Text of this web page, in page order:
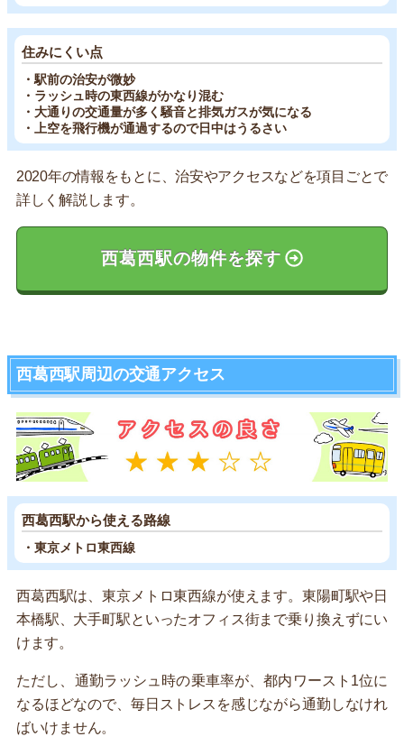
住みにくい点
・駅前の治安が微妙
・ラッシュ時の東西線がかなり混む
・大通りの交通量が多く騒音と排気ガスが気になる
・上空を飛行機が通過するので日中はうるさい
2020年の情報をもとに、治安やアクセスなどを項目ごとで
詳しく解説します。
西葛西駅の物件を探す
西葛西駅周辺の交通アクセス
西葛西駅から使える路線
・東京メトロ東西線
西葛西駅は、東京メトロ東西線が使えます。東陽町駅や日
本橋駅、大手町駅といったオフィス街まで乗り換えずにい
けます。
ただし、通勤ラッシュ時の乗車率が、都内ワースト1位に
なるほどなので、毎日ストレスを感じながら通勤しなけれ
ばいけません。